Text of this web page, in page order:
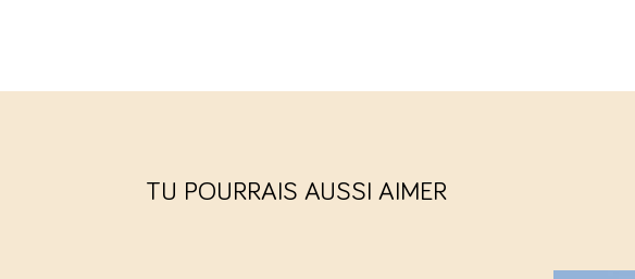
TU POURRAIS AUSSI AIMER